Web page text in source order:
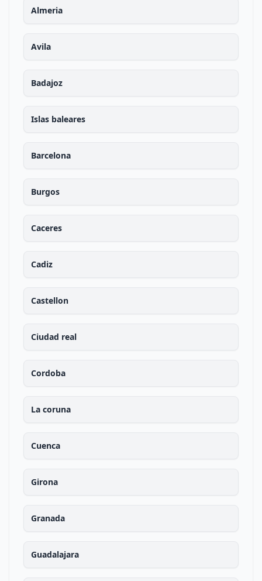
Almeria
Avila
Badajoz
Islas baleares
Barcelona
Burgos
Caceres
Cadiz
Castellon
Ciudad real
Cordoba
La coruna
Cuenca
Girona
Granada
Guadalajara